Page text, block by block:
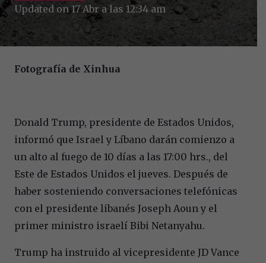
Updated on17 Abr a las 12:34 am
Fotografía de Xinhua
Donald Trump, presidente de Estados Unidos,
informó que Israel y Líbano darán comienzo a
un alto al fuego de 10 días a las 17:00 hrs., del
Este de Estados Unidos el jueves. Después de
haber sosteniendo conversaciones telefónicas
con el presidente libanés Joseph Aoun y el
primer ministro israelí Bibi Netanyahu.
Trump ha instruido al vicepresidente JD Vance